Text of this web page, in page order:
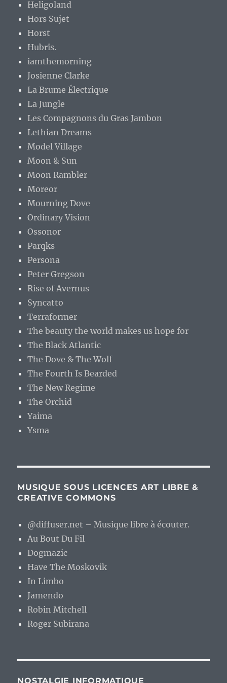
Heligoland
Hors Sujet
Horst
Hubris.
iamthemorning
Josienne Clarke
La Brume Électrique
La Jungle
Les Compagnons du Gras Jambon
Lethian Dreams
Model Village
Moon & Sun
Moon Rambler
Moreor
Mourning Dove
Ordinary Vision
Ossonor
Parqks
Persona
Peter Gregson
Rise of Avernus
Syncatto
Terraformer
The beauty the world makes us hope for
The Black Atlantic
The Dove & The Wolf
The Fourth Is Bearded
The New Regime
The Orchid
Yaima
Ysma
MUSIQUE SOUS LICENCES ART LIBRE &
CREATIVE COMMONS
@diffuser.net – Musique libre à écouter.
Au Bout Du Fil
Dogmazic
Have The Moskovik
In Limbo
Jamendo
Robin Mitchell
Roger Subirana
NOSTALGIE INFORMATIQUE